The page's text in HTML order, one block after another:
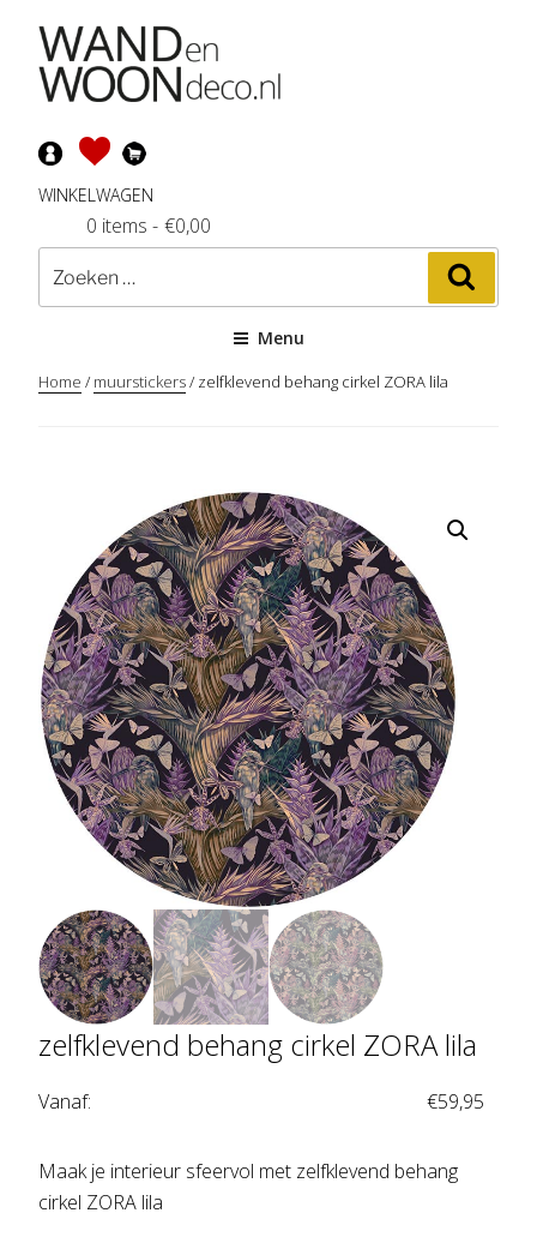
inhoud
WINKELWAGEN
- €0,00
0 items
Zoeken
naar:
Menu
Home / muurstickers/ zelfklevend behang cirkel ZORA lila
zelfklevend behang cirkel ZORA lila
Vanaf: €59,95
Maak je interieur sfeervol met zelfklevend behang
cirkel ZORA lila